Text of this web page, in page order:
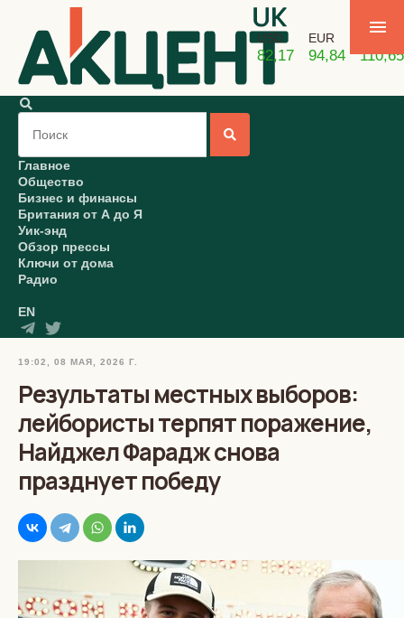
USD
82,17
EUR
94,84 110,65
Главное
Общество
Бизнес и финансы
Британия от А до Я
Уик-энд
Обзор прессы
Ключи от дома
Радио
EN
19:02, 08 МАЯ, 2026 Г.
Результаты местных выборов:
лейбористы терпят поражение,
Найджел Фарадж снова
празднует победу